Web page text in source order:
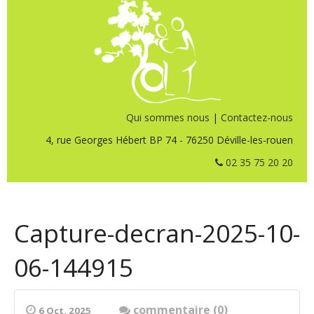
Qui sommes nous | Contactez-nous
4, rue Georges Hébert BP 74 - 76250 Déville-les-rouen
02 35 75 20 20
Capture-decran-2025-10-
06-144915
6 Oct. 2025
commentaire (0)